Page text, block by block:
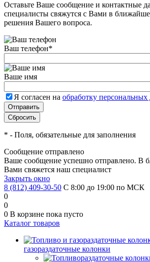
Оставьте Ваше сообщение и контактные
специалисты свяжутся с Вами в
решения Вашего вопроса.
Ваш телефон*
Ваше имя
Я согласен на обработку
* - Поля, обязательные для заполнения
Сообщение отправлено
Ваше сообщение успешно отправлено. В
Вами свяжется наш специалист
Закрыть окно
8 (812) 409-30-50 С 8:00 до 19:00 по МСК
0
0
0 В корзине пока пусто
Каталог товаров
газораздаточные колонки